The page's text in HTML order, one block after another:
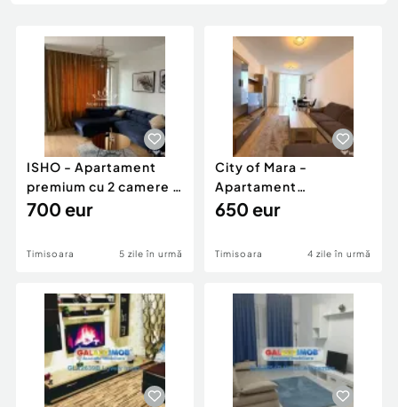
Animale de companie
Afaceri și echipamente profesionale
Inchiriere Bunuri si Vehicule
Piese auto si accesorii
Dacia Duster
ISHO - Apartament
premium cu 2 camere -
vedere la apus - ...
700 eur
Timisoara 5 zile în urmă
City of Mara -
Apartament
petfriendly cu 2
650 eur
Timisoara 4 zile în urmă